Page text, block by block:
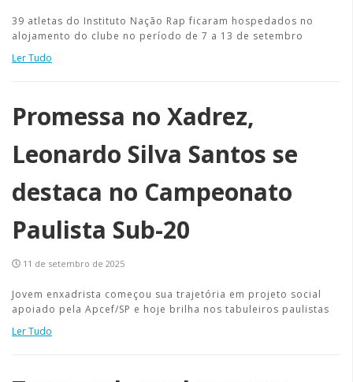
39 atletas do Instituto Nação Rap ficaram hospedados no
alojamento do clube no período de 7 a 13 de setembro
Ler Tudo
Promessa no Xadrez,
Leonardo Silva Santos se
destaca no Campeonato
Paulista Sub-20
11 de setembro de 2025
Jovem enxadrista começou sua trajetória em projeto social
apoiado pela Apcef/SP e hoje brilha nos tabuleiros paulistas
Ler Tudo